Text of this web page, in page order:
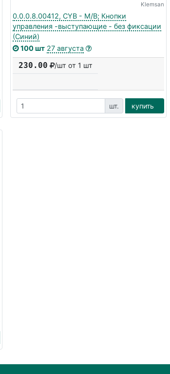
Klemsan
0.0.0.8.00412, CYB - M/B; Кнопки
управления -выступающие - без фиксации
(Синий)
100 шт 27 августа
230.00 /шт от 1 шт
шт. купить